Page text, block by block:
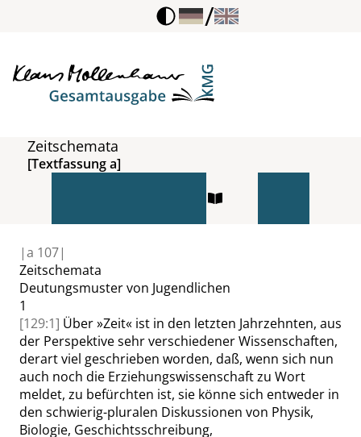
/
Zeitschemata
[Textfassung a]
|a 107|
Zeitschemata
Deutungsmuster von Jugendlichen
1
[129:1] Über»Zeit« ist in den letzten Jahrzehnten, aus
der Perspektive sehr verschiedener Wissenschaften,
derart viel geschrieben worden, daß, wenn sich nun
auch noch die Erziehungswissenschaft zu Wort
meldet, zu befürchten ist, sie könne sich entweder in
den schwierig-pluralen Diskussionen von Physik,
Biologie, Geschichtsschreibung,